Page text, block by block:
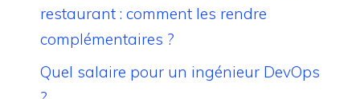
restaurant : comment les rendre
complémentaires ?
Quel salaire pour un ingénieur DevOps